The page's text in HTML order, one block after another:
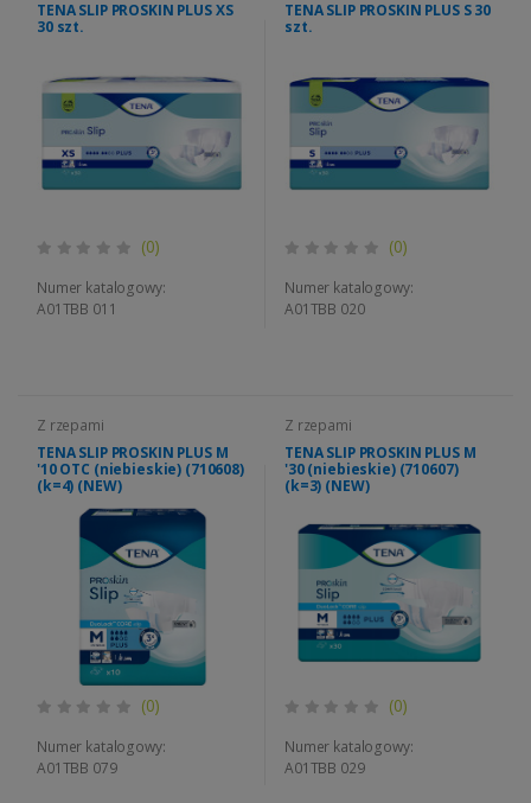
TENA SLIP PROSKIN PLUS XS
30 szt.
(0)
Numer katalogowy:
A01TBB 011
TENA SLIP PROSKIN PLUS S 30
szt.
(0)
Numer katalogowy:
A01TBB 020
Z rzepami
TENA SLIP PROSKIN PLUS M
'10 OTC (niebieskie) (710608)
(k=4) (NEW)
(0)
Numer katalogowy:
A01TBB 079
Z rzepami
TENA SLIP PROSKIN PLUS M
'30 (niebieskie) (710607)
(k=3) (NEW)
(0)
Numer katalogowy:
A01TBB 029